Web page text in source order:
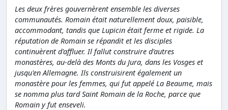
Les deux frères gouvernèrent ensemble les diverses
communautés. Romain était naturellement doux, paisible,
accommodant, tandis que Lupicin était ferme et rigide. La
réputation de Romain se répandit et les disciples
continuèrent d'affluer. Il fallut construire d'autres
monastères, au-delà des Monts du Jura, dans les Vosges et
jusqu'en Allemagne. Ils construisirent également un
monastère pour les femmes, qui fut appelé La Beaume, mais
se nomma plus tard Saint Romain de la Roche, parce que
Romain y fut enseveli.